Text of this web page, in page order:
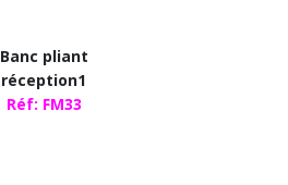
Banc pliant
réception1
Réf: FM33​